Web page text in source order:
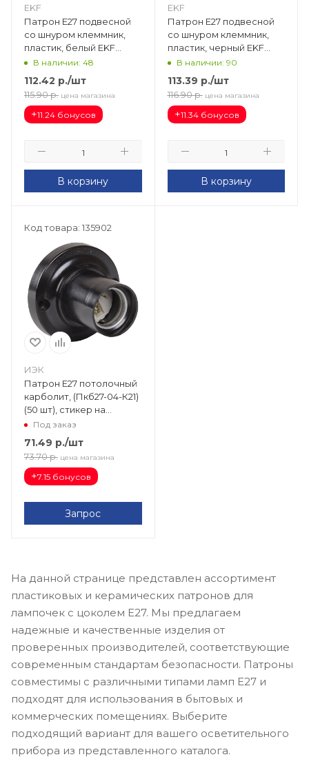
EKF
Патрон Е27 подвесной
со шнуром клеммник,
пластик, белый EKF
PROxima LHP-E27-w
В наличии: 48
112.42 р./шт
115.90 р. цена магазина
+11.24 бонусов
В корзину
EKF
Патрон Е27 подвесной
со шнуром клеммник,
пластик, черный EKF
PROxima LHP-E27-b
В наличии: 90
113.39 р./шт
116.90 р. цена магазина
+11.34 бонусов
В корзину
Код товара: 135902
ИЭК
Патрон Е27 потолочный
карболит, (Пкб27-04-К21)
(50 шт), стикер на
изделии EPK12-04-01-K01
Под заказ
71.49 р./шт
73.70 р. цена магазина
+7.15 бонусов
Запрос
На данной странице представлен ассортимент
пластиковых и керамических патронов для
лампочек с цоколем E27. Мы предлагаем
надежные и качественные изделия от
проверенных производителей, соответствующие
современным стандартам безопасности. Патроны
совместимы с различными типами ламп E27 и
подходят для использования в бытовых и
коммерческих помещениях. Выберите
подходящий вариант для вашего осветительного
прибора из представленного каталога.